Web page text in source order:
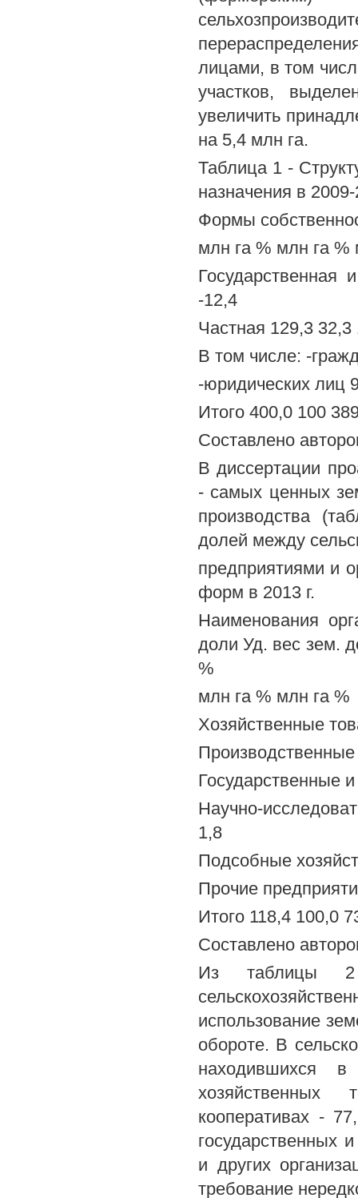
лицами, в том
участков,
увеличить
на 5,4 млн га.
Таблица 1 -
назначения в 2009-
Формы
млн га % млн га %
-12,4
Частная 129,3
В том числе: -
-юридических лиц
Итого 400,0 100
Составлено
В диссертации
- самых ценных
производства
долей между
предприятиями и
форм в 2013 г.
Наименования
доли Уд. вес зем.
%
млн га % млн га %
Хозяйственные
Государственные
Научно-
1,8
Подсобные
Прочие
Итого 118,4 100,0
Составлено
Из таблицы 2
использование
обороте. В
находившихся
хозяйственных
кооперативах -
государственных
и других
требование